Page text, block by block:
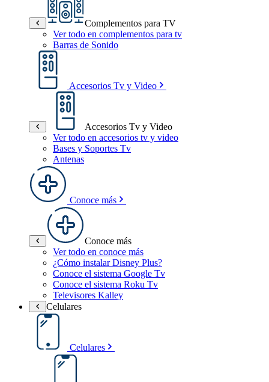
Complementos para TV
Ver todo en complementos para tv
Barras de Sonido
Accesorios Tv y Video
Accesorios Tv y Video
Ver todo en accesorios tv y video
Bases y Soportes Tv
Antenas
Conoce más
Conoce más
Ver todo en conoce más
¿Cómo instalar Disney Plus?
Conoce el sistema Google Tv
Conoce el sistema Roku Tv
Televisores Kalley
Celulares
Celulares